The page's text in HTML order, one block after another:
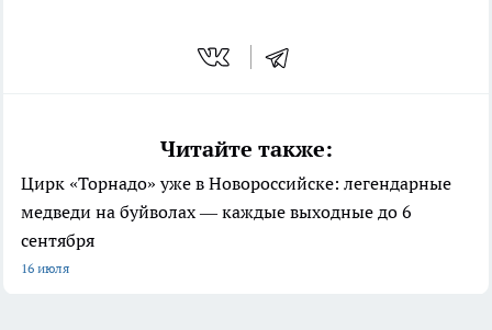
Читайте также:
Цирк «Торнадо» уже в Новороссийске: легендарные
медведи на буйволах — каждые выходные до 6
сентября
16 июля